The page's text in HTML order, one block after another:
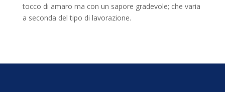
tocco di amaro ma con un sapore gradevole; che varia
a seconda del tipo di lavorazione.